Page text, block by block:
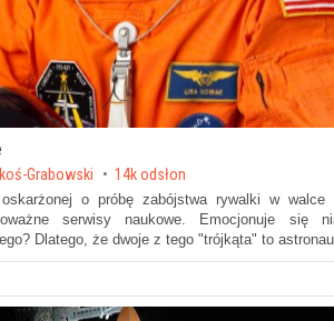
Grabowski 14k odsłon
o próbę zabójstwa rywalki w walce
serwisy naukowe. Emocjonuje się
Dlatego, że dwoje z tego "trójkąta" to